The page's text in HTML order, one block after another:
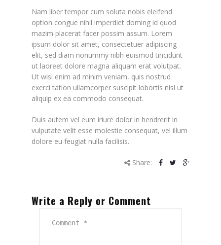
Nam liber tempor cum soluta nobis eleifend
option congue nihil imperdiet doming id quod
mazim placerat facer possim assum. Lorem
ipsum dolor sit amet, consectetuer adipiscing
elit, sed diam nonummy nibh euismod tincidunt
ut laoreet dolore magna aliquam erat volutpat.
Ut wisi enim ad minim veniam, quis nostrud
exerci tation ullamcorper suscipit lobortis nisl ut
aliquip ex ea commodo consequat.
Duis autem vel eum iriure dolor in hendrerit in
vulputate velit esse molestie consequat, vel illum
dolore eu feugiat nulla facilisis.
Share:
Write a Reply or Comment